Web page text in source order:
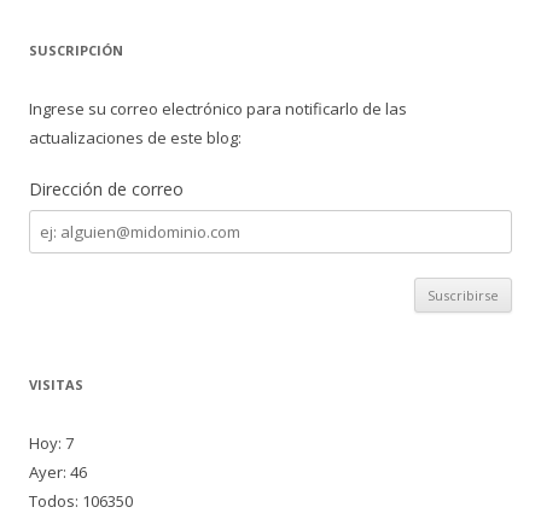
SUSCRIPCIÓN
Ingrese su correo electrónico para notificarlo de las
actualizaciones de este blog:
Dirección de correo
Dirección
de
correo
VISITAS
Hoy: 7
Ayer: 46
Todos: 106350